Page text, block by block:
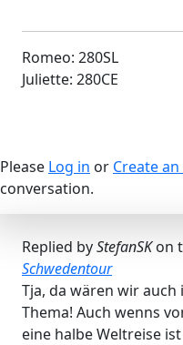
Romeo: 280SL
Juliette: 280CE
Please Log in or Create
conversation.
Replied byStefanSKon
Schwedentour
Tja, da wären wir
Thema! Auch wenns
eine halbe Weltreise